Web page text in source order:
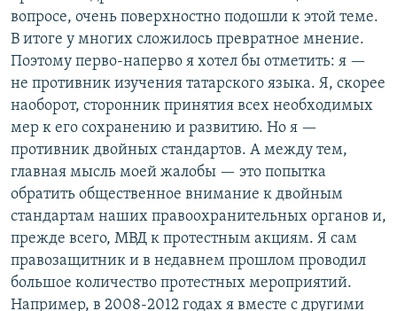
вопросе, очень поверхностно подошли к этой теме.
В итоге у многих сложилось превратное мнение.
Поэтому перво-наперво я хотел бы отметить: я —
не противник изучения татарского языка. Я, скорее
наоборот, сторонник принятия всех необходимых
мер к его сохранению и развитию. Но я —
противник двойных стандартов. А между тем,
главная мысль моей жалобы — это попытка
обратить общественное внимание к двойным
стандартам наших правоохранительных органов и,
прежде всего, МВД к протестным акциям. Я сам
правозащитник и в недавнем прошлом проводил
большое количество протестных мероприятий.
Например, в 2008-2012 годах я вместе с другими